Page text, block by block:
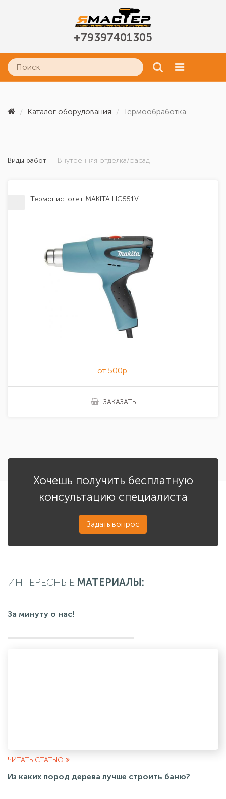
+79397401305
Каталог оборудования Термообработка
Виды работ: Внутренняя отделка/фасад
Термопистолет MAKITA HG551V
от 500р.
ЗАКАЗАТЬ
Хочешь получить бесплатную
консультацию специалиста
Задать вопрос
ИНТЕРЕСНЫЕ МАТЕРИАЛЫ:
За минуту о нас!
ЧИТАТЬ СТАТЬЮ
Из каких пород дерева лучше строить баню?